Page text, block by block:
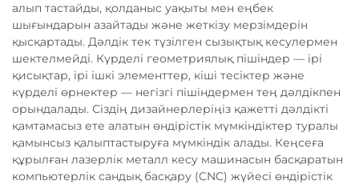
алып тастайды, қолданыс уақыты мен еңбек
шығындарын азайтады және жеткізу мерзімдерін
қысқартады. Дәлдік тек түзілген сызықтық кесулермен
шектелмейді. Күрделі геометриялық пішіндер — ірі
қисықтар, ірі ішкі элементтер, кіші тесіктер және
күрделі өрнектер — негізгі пішіндермен тең дәлдікпен
орындалады. Сіздің дизайнерлеріңіз қажетті дәлдікті
қамтамасыз ете алатын өндірістік мүмкіндіктер туралы
қамынсыз қалыптастыруға мүмкіндік алады. Кеңсеға
құрылған лазерлік металл кесу машинасын басқаратын
компьютерлік сандық басқару (CNC) жүйесі өндірістік